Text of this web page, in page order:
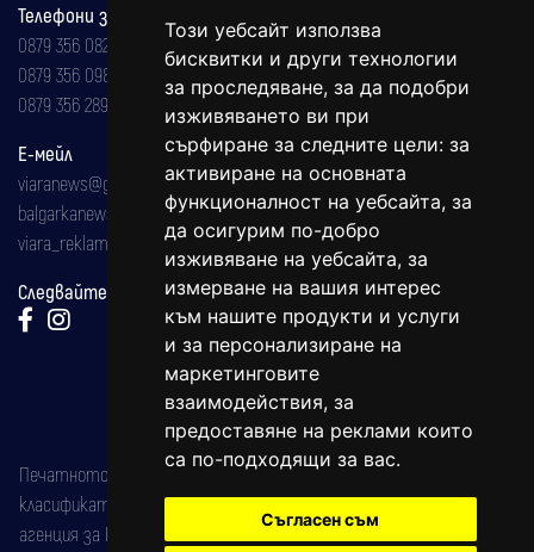
Този уебсайт използва
бисквитки и други технологии
за проследяване, за да подобри
изживяването ви при
сърфиране за следните цели: за
активиране на основната
функционалност на уебсайта, за
да осигурим по-добро
изживяване на уебсайта, за
измерване на вашия интерес
към нашите продукти и услуги
и за персонализиране на
маркетинговите
взаимодействия, за
предоставяне на реклами които
са по-подходящи за вас.
Съгласен съм
Телефони за реклама и абонаменти
0879 356 082
0879 356 098
0879 356 289
Е-мейл
viaranews@gmail.com
balgarkanews@gmail.com
viara_reklama@mail.bg
Следвайте ни:
Печатното издание на вестника е регистрирано в националния
класификатор на печатните издания (Българска национална
агенция за ISSN) под номер: ISSN 1312-4722.